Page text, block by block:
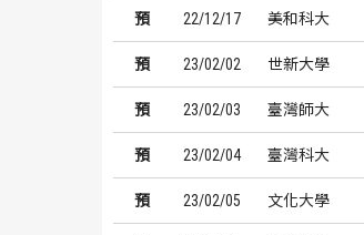
預 22/12/17 美和科大
預 23/02/02 世新大學
預 23/02/03 臺灣師大
預 23/02/04 臺灣科大
預 23/02/05 文化大學